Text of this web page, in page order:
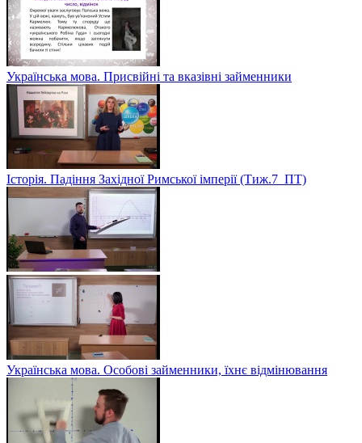
Українська мова. Присвійні та вказівні займенники
Історія. Падіння Західної Римської імперії (Тиж.7_ПТ)
Українська мова. Особові займенники, їхнє відмінювання